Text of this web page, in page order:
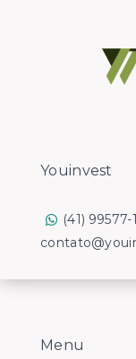
Menu
Youinvest
(41) 99577-